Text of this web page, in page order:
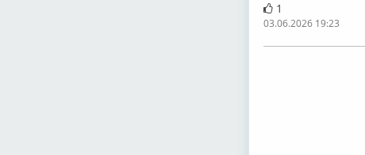
1
03.06.2026 19:23